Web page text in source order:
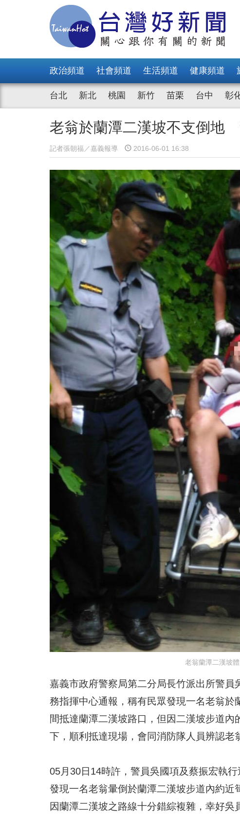
政治頻道 社會頻道 生活頻道 健康頻道
台北 新北 桃園 新竹 苗栗 台中 彰
老翁於蘭潭二漢坡不支倒地
記者張朝福／嘉義報導 2016-06-01 16:38
老翁蘭潭二漢坡
嘉義市政府警察局第二分局長竹派出所警
務指揮中心通報，稱有民眾發現一名老翁
間抵達蘭潭二漢坡路口，但因二漢坡步道
下，順利抵達現場，會同消防隊人員辨認老
05月30日14時許，警員吳國項及蔡振宏執
發現一名老翁暈倒於蘭潭二漢坡步道內約近
因蘭潭二漢坡之路線十分錯綜複雜，幸好